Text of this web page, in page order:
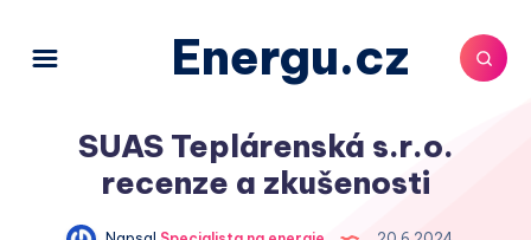
Energu.cz
SUAS Teplárenská s.r.o.
recenze a zkušenosti